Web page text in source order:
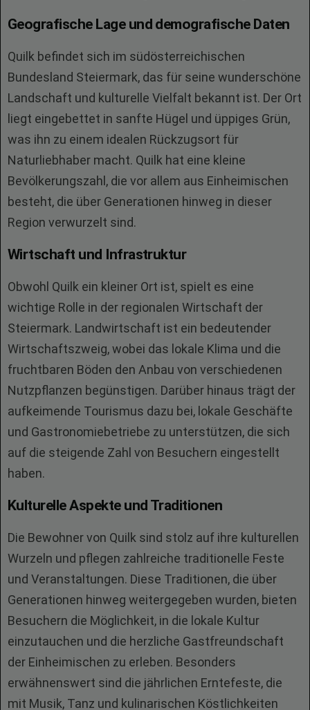
Geografische Lage und demografische Daten
Quilk befindet sich im südösterreichischen
Bundesland Steiermark, das für seine wunderschöne
Landschaft und kulturelle Vielfalt bekannt ist. Der Ort
liegt eingebettet in sanfte Hügel und üppiges Grün,
was ihn zu einem idealen Rückzugsort für
Naturliebhaber macht. Quilk hat eine kleine
Bevölkerungszahl, die vor allem aus Einheimischen
besteht, die über Generationen hinweg in dieser
Region verwurzelt sind.
Wirtschaft und Infrastruktur
Obwohl Quilk ein kleiner Ort ist, spielt es eine
wichtige Rolle in der regionalen Wirtschaft der
Steiermark. Landwirtschaft ist ein bedeutender
Wirtschaftszweig, wobei das lokale Klima und die
fruchtbaren Böden den Anbau von verschiedenen
Nutzpflanzen begünstigen. Darüber hinaus trägt der
aufkeimende Tourismus dazu bei, lokale Geschäfte
und Gastronomiebetriebe zu unterstützen, die sich
auf die steigende Zahl von Besuchern eingestellt
haben.
Kulturelle Aspekte und Traditionen
Die Bewohner von Quilk sind stolz auf ihre kulturellen
Wurzeln und pflegen zahlreiche traditionelle Feste
und Veranstaltungen. Diese Traditionen, die über
Generationen hinweg weitergegeben wurden, bieten
Besuchern die Möglichkeit, in die lokale Kultur
einzutauchen und die herzliche Gastfreundschaft
der Einheimischen zu erleben. Besonders
erwähnenswert sind die jährlichen Erntefeste, die
mit Musik, Tanz und kulinarischen Köstlichkeiten